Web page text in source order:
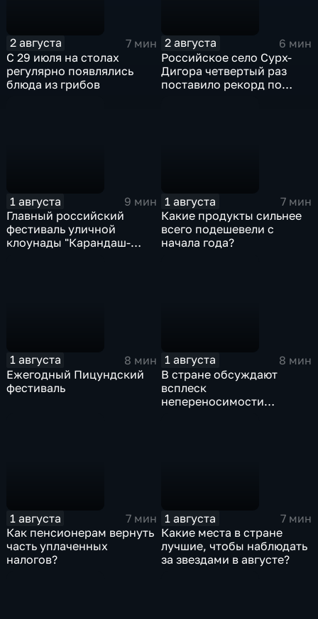
2 августа
7 мин
С 29 июля на столах
регулярно появлялись
блюда из грибов
2 августа
6 мин
Российское село Сурх-
Дигора четвертый раз
поставило рекорд по
1 августа
9 мин
Главный российский
фестиваль уличной
клоунады "Карандаш-
1 августа
7 мин
Какие продукты сильнее
всего подешевели с
начала года?
1 августа
8 мин
Ежегодный Пицундский
фестиваль
1 августа
8 мин
В стране обсуждают
всплеск
непереносимости
1 августа
7 мин
Как пенсионерам вернуть
часть уплаченных
налогов?
1 августа
7 мин
Какие места в стране
лучшие, чтобы наблюдать
за звездами в августе?